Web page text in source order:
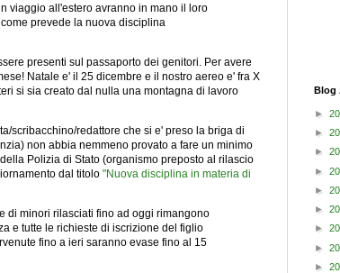
viaggio all'estero avranno in mano il loro
prevede la nuova disciplina
presenti sul passaporto dei genitori. Per avere
Natale e' il 25 dicembre e il nostro aereo e' fra X
si sia creato dal nulla una montagna di lavoro
scribacchino/redattore che si e' preso la briga di
non abbia nemmeno provato a fare un minimo
Polizia di Stato (organismo preposto al rilascio
dal titolo "Nuova disciplina in materia di
di minori rilasciati fino ad oggi rimangono
e tutte le richieste di iscrizione del figlio
fino a ieri saranno evase fino al 15
Blog
►
►
►
►
►
►
►
►
►